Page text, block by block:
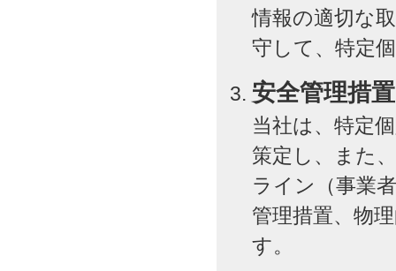
情報の適切な
守して、特定
安全管理措
当社は、特定
策定し、また
ライン（事業
管理措置、物
す。